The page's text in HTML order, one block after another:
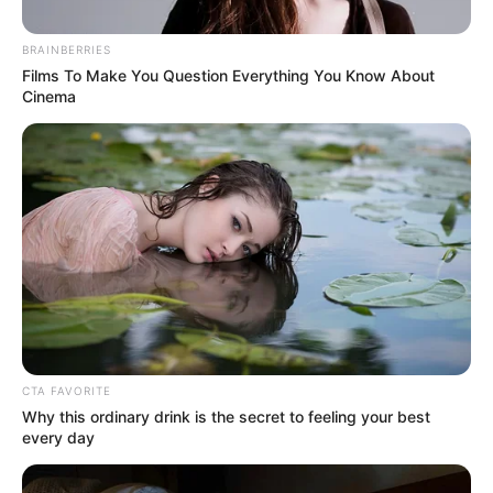
RCN Radio
Vía La Calera
Por: J. Adriana Pardo
BRAINBERRIES
Films To Make You Question Everything You Know About
Cinema
CTA FAVORITE
Why this ordinary drink is the secret to feeling your best
every day